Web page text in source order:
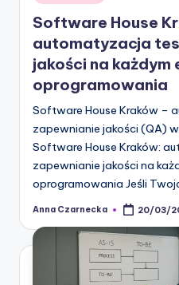
in
Software House
automatyzacja
jakości na
oprogramowania
Software House Kraków –
zapewnianie jakości (QA)
Software House Kraków:
zapewnianie jakości na
oprogramowania Jeśli
Posted
Anna Czarnecka 20/03/